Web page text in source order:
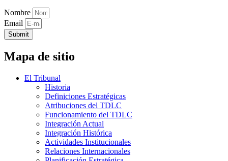
Nombre
Email
Submit
Mapa de sitio
El Tribunal
Historia
Definiciones Estratégicas
Atribuciones del TDLC
Funcionamiento del TDLC
Integración Actual
Integración Histórica
Actividades Institucionales
Relaciones Internacionales